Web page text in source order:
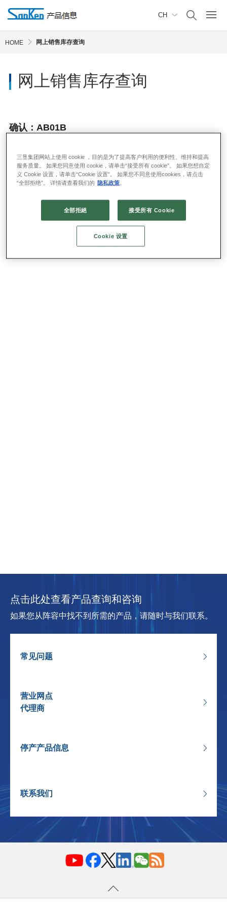
CH
HOME 网上销售库存查询
网上销售库存查询
确认：AB01B
点击此处查看产品查询和咨询
如果您从阵容中找不到所需的产品，请随时与我们联系。
常见问题
营业网点
代理商
停产产品信息
联系我们
三垦集团网站上使用 cookie ，目的是为了提高客户利用的便利性、维持和提高
服务质量。 如果您同意使用 cookie，请单击“接受所有 cookie”。 如果您想自定
义 Cookie 设置，请单击“Cookie 设置”。 如果您不同意使用cookies，请点击
“全部拒绝”。 详情请查看我们的 隐私政策
全部拒絕 接受所有 Cookie
Cookie 设置